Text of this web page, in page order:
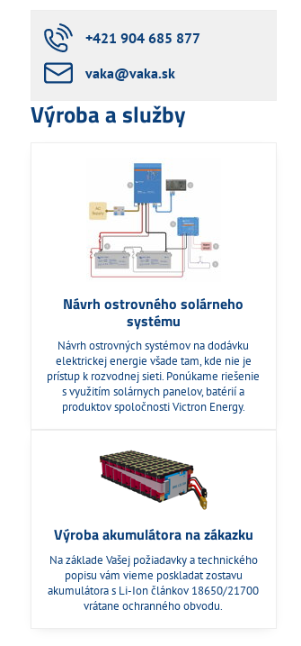
+421 904 685 877
vaka​@vaka​.sk
Výroba a služby
Návrh ostrovného solárneho
systému
Návrh ostrovných systémov na dodávku
elektrickej energie všade tam, kde nie je
prístup k rozvodnej sieti. Ponúkame riešenie
s využitím solárnych panelov, batérií a
produktov spoločnosti Victron Energy.
Výroba akumulátora na zákazku
Na základe Vašej požiadavky a technického
popisu vám vieme poskladat zostavu
akumulátora s Li-Ion článkov 18650/21700
vrátane ochranného obvodu.